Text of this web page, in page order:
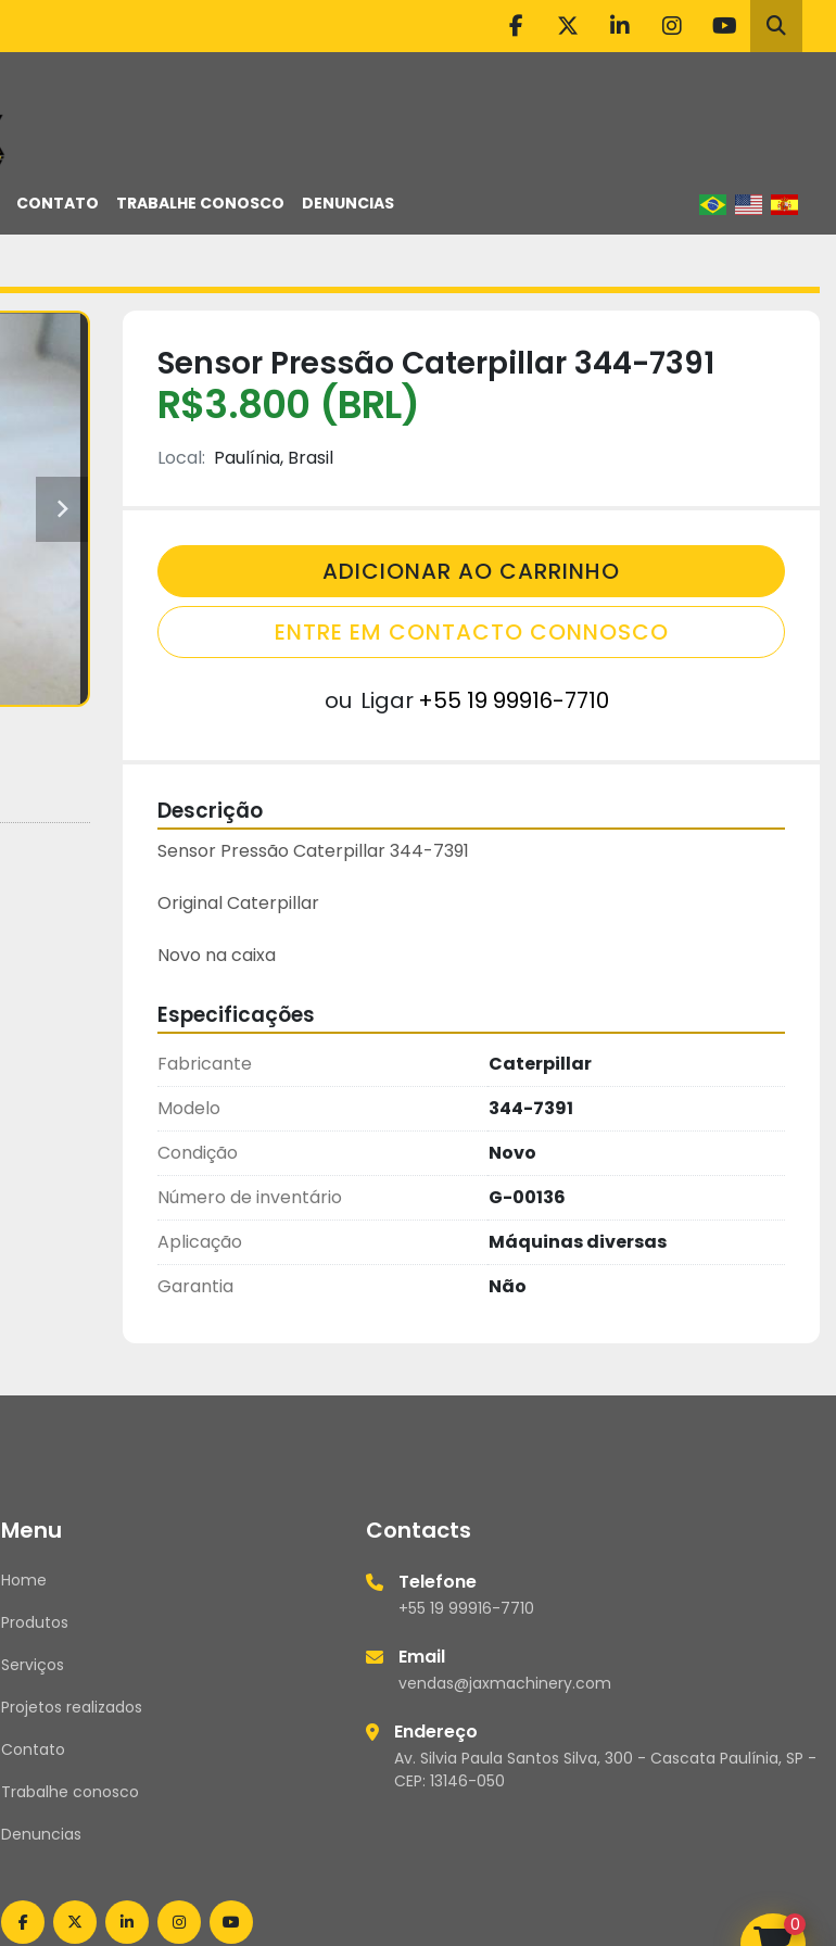
facebook
twitterlinkedininstagram
youtube
CONTATO TRABALHE CONOSCO DENUNCIAS
Sensor Pressão Caterpillar 344-7391
R$3.800 (BRL)
Local: Paulínia, Brasil
ADICIONAR AO CARRINHO
ENTRE EM CONTACTO CONNOSCO
ou Ligar +55 19 99916-7710
Descrição
Sensor Pressão Caterpillar 344-7391
Original Caterpillar
Novo na caixa
Especificações
Fabricante
Caterpillar
Modelo
344-7391
Condição
Novo
Número de inventário
G-00136
Aplicação
Máquinas diversas
Garantia
Não
Menu
Home
Produtos
Serviços
Projetos realizados
Contato
Trabalhe conosco
Denuncias
Contacts
Telefone
+55 19 99916-7710
Email
vendas@jaxmachinery.com
Endereço
Av. Silvia Paula Santos Silva, 300 - Cascata Paulínia, SP -
CEP: 13146-050
facebooktwitterlinkedininstagramyoutube 0